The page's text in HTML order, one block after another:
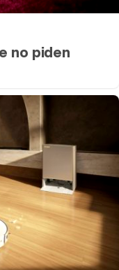
no piden